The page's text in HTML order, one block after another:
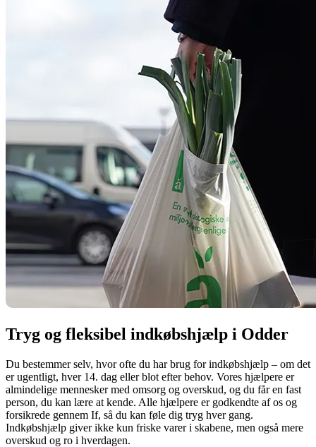
Tryg og fleksibel indkøbshjælp i Odder
Du bestemmer selv, hvor ofte du har brug for indkøbshjælp – om det
er ugentligt, hver 14. dag eller blot efter behov. Vores hjælpere er
almindelige mennesker med omsorg og overskud, og du får en fast
person, du kan lære at kende. Alle hjælpere er godkendte af os og
forsikrede gennem If, så du kan føle dig tryg hver gang.
Indkøbshjælp giver ikke kun friske varer i skabene, men også mere
overskud og ro i hverdagen.